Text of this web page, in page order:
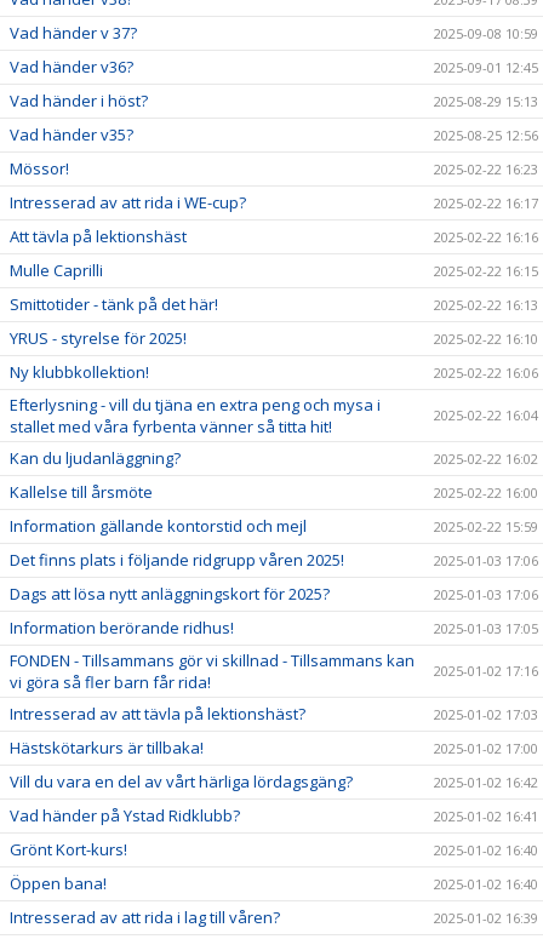
Vad händer v 37? 2025-09-08 10:59
Vad händer v36? 2025-09-01 12:45
Vad händer i höst? 2025-08-29 15:13
Vad händer v35? 2025-08-25 12:56
Mössor! 2025-02-22 16:23
Intresserad av att rida i WE-cup? 2025-02-22 16:17
Att tävla på lektionshäst 2025-02-22 16:16
Mulle Caprilli 2025-02-22 16:15
Smittotider - tänk på det här! 2025-02-22 16:13
YRUS - styrelse för 2025! 2025-02-22 16:10
Ny klubbkollektion! 2025-02-22 16:06
Efterlysning - vill du tjäna en extra peng och mysa i
stallet med våra fyrbenta vänner så titta hit!
2025-02-22 16:04
Kan du ljudanläggning? 2025-02-22 16:02
Kallelse till årsmöte 2025-02-22 16:00
Information gällande kontorstid och mejl 2025-02-22 15:59
Det finns plats i följande ridgrupp våren 2025! 2025-01-03 17:06
Dags att lösa nytt anläggningskort för 2025? 2025-01-03 17:06
Information berörande ridhus! 2025-01-03 17:05
FONDEN - Tillsammans gör vi skillnad - Tillsammans kan
vi göra så fler barn får rida!
2025-01-02 17:16
Intresserad av att tävla på lektionshäst? 2025-01-02 17:03
Hästskötarkurs är tillbaka! 2025-01-02 17:00
Vill du vara en del av vårt härliga lördagsgäng? 2025-01-02 16:42
Vad händer på Ystad Ridklubb? 2025-01-02 16:41
Grönt Kort-kurs! 2025-01-02 16:40
Öppen bana! 2025-01-02 16:40
Intresserad av att rida i lag till våren? 2025-01-02 16:39